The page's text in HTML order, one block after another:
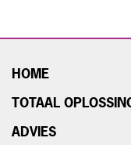
HOME
TOTAAL
ADVIES